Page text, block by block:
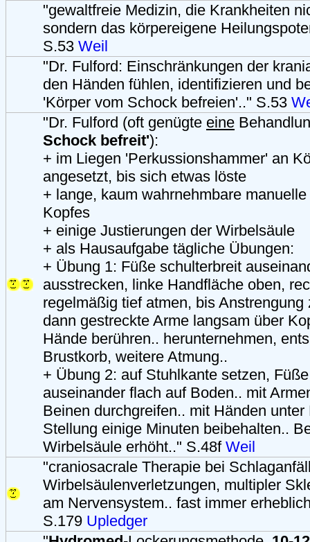
"gewaltfreie Medizin, die Krankheiten
sondern das körpereigene
S.53 Weil
"Dr. Fulford: Einschränkungen der
den Händen fühlen, identifizieren und
'Körper vom Schock befreien'.." S.53
"Dr. Fulford (oft genügte eine
Schock befreit'):
+ im Liegen 'Perkussionshammer' an
angesetzt, bis sich etwas löste
+ lange, kaum wahrnehmbare
Kopfes
+ einige Justierungen der Wirbelsäule
+ als Hausaufgabe tägliche Übungen:
+ Übung 1: Füße schulterbreit
ausstrecken, linke Handfläche oben,
regelmäßig tief atmen, bis Anstrengung
dann gestreckte Arme langsam über
Hände berühren.. herunternehmen,
Brustkorb, weitere Atmung..
+ Übung 2: auf Stuhlkante setzen,
auseinander flach auf Boden.. mit
Beinen durchgreifen.. mit Händen unter
Stellung einige Minuten beibehalten..
Wirbelsäule erhöht.." S.48f Weil
"craniosacrale Therapie bei
Wirbelsäulenverletzungen, multipler
am Nervensystem.. fast immer
S.179 Upledger